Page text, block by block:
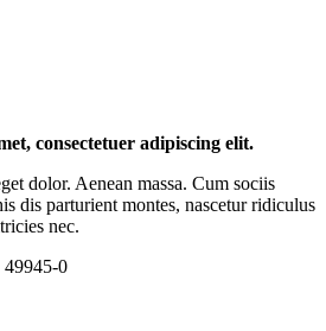
consectetuer adipiscing elit.
dolor. Aenean massa. Cum sociis
dis parturient montes, nascetur ridiculus
nec.
49945-0